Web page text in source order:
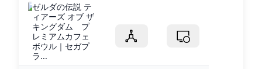
ゼルダの伝説 テ
ィアーズ オブ ザ
キングダム プ
レミアムカフェ
ボウル｜セガプ
ラ...